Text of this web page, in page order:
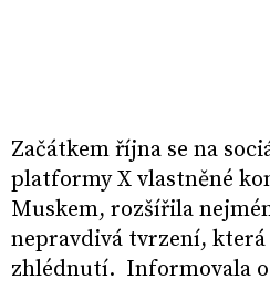
Začátkem října se na
platformy X vlastněné
Muskem, rozšířila
nepravdivá tvrzení,
zhlédnutí. Informovala